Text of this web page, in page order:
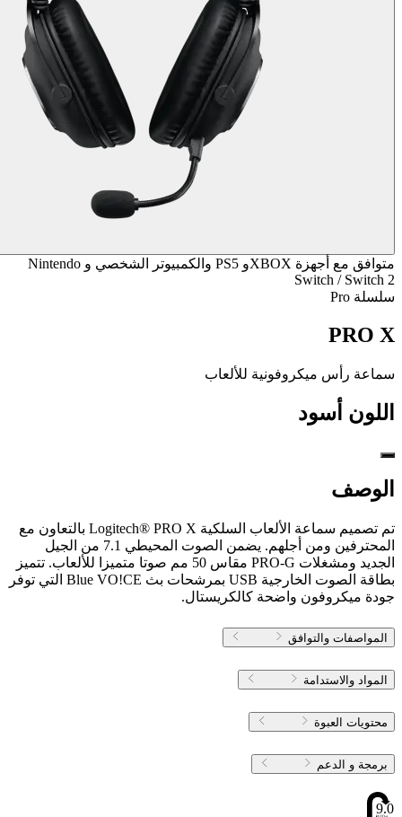
متوافق مع أجهزة XBOXو PS5 والكمبيوتر الشخصي و Nintendo
Switch / Switch 2
سلسلة Pro
PRO X
سماعة رأس ميكروفونية للألعاب
اللون أسود
الوصف
تم تصميم سماعة الألعاب السلكية Logitech® PRO X بالتعاون مع
المحترفين ومن أجلهم. يضمن الصوت المحيطي 7.1 من الجيل
الجديد ومشغلات PRO-G مقاس 50 مم صوتا متميزا للألعاب. تتميز
بطاقة الصوت الخارجية USB بمرشحات بث Blue VO!CE التي توفر
جودة ميكروفون واضحة كالكريستال.
المواصفات والتوافق
المواد والاستدامة
محتويات العبوة
برمجة و الدعم
9.07